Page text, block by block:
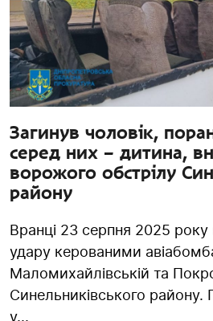
Загинув чоловік,
серед них – дитина,
ворожого обстрілу
району
Вранці 23 серпня 2025 року
удару керованими
Маломихайлівській та
Синельниківського
у...